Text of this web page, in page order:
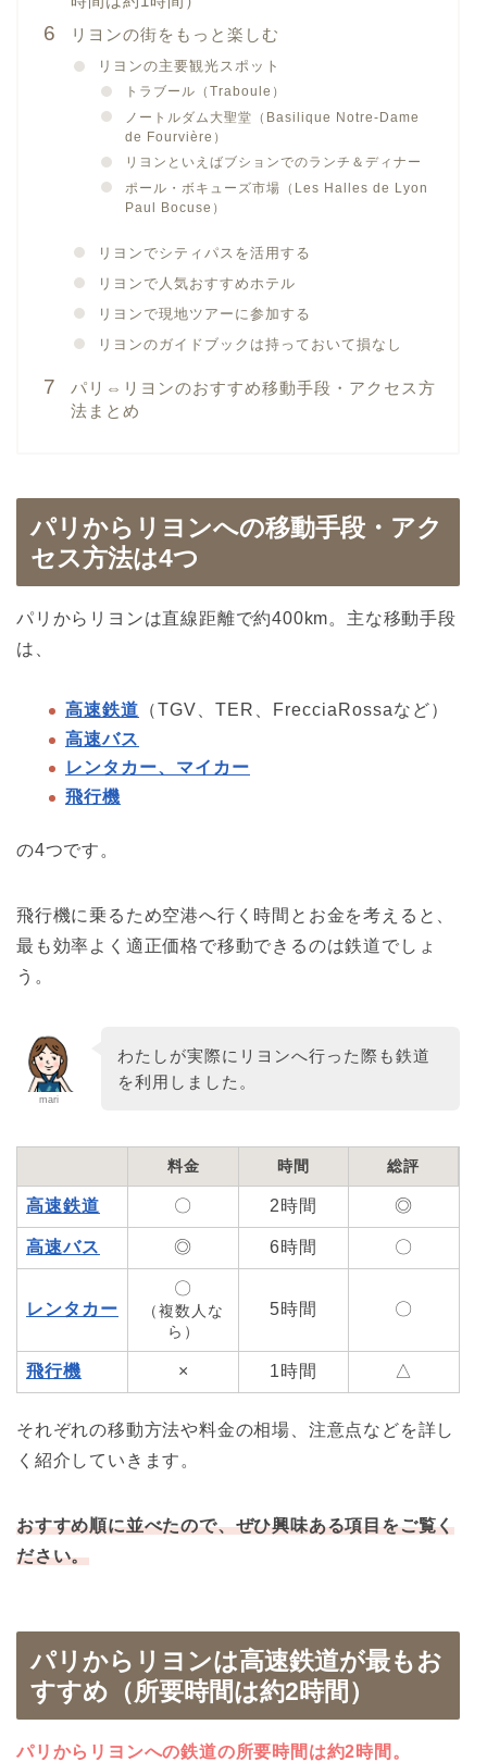
リヨンの街をもっと楽しむ
リヨンの主要観光スポット
トラブール（Traboule）
ノートルダム大聖堂（Basilique Notre-Dame
de Fourvière）
リヨンといえばブションでのランチ＆ディナー
ポール・ボキューズ市場（Les Halles de Lyon
Paul Bocuse）
リヨンでシティパスを活用する
リヨンで人気おすすめホテル
リヨンで現地ツアーに参加する
リヨンのガイドブックは持っておいて損なし
パリ⇔リヨンのおすすめ移動手段・アクセス方
法まとめ
パリからリヨンへの移動手段・アク
セス方法は4つ
パリからリヨンは直線距離で約400km。主な移動手段
は、
高速鉄道 （TGV、TER、FrecciaRossaなど）
高速バス
レンタカー、マイカー
飛行機
の4つです。
飛行機に乗るため空港へ行く時間とお金を考えると、
最も効率よく適正価格で移動できるのは鉄道でしょ
う。
mari
わたしが実際にリヨンへ行った際も鉄道
を利用しました。
料金 時間 総評
高速鉄道 〇 2時間 ◎
高速バス ◎ 6時間 〇
レンタカー
〇
（複数人な
ら）
5時間 〇
飛行機 × 1時間 △
それぞれの移動方法や料金の相場、注意点などを詳し
く紹介していきます。
おすすめ順に並べたので、ぜひ興味ある項目をご覧く
ださい。
パリからリヨンは高速鉄道が最もお
すすめ（所要時間は約2時間）
パリからリヨンへの鉄道の所要時間は約2時間。